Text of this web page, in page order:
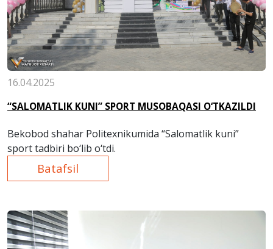
16.04.2025
“SALOMATLIK KUNI” SPORT MUSOBAQASI O‘TKAZILDI
Bekobod shahar Politexnikumida “Salomatlik kuni”
sport tadbiri bo‘lib o‘tdi.
Batafsil